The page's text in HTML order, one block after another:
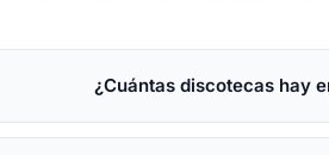
¿Cuántas discotecas hay